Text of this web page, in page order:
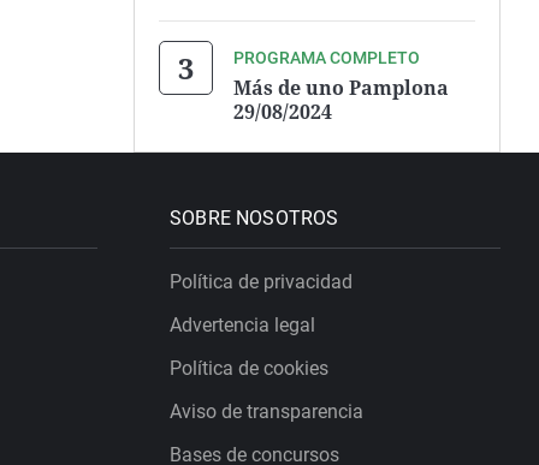
PROGRAMA COMPLETO
Más de uno Pamplona
29/08/2024
SOBRE NOSOTROS
Política de privacidad
Advertencia legal
Política de cookies
Aviso de transparencia
Bases de concursos